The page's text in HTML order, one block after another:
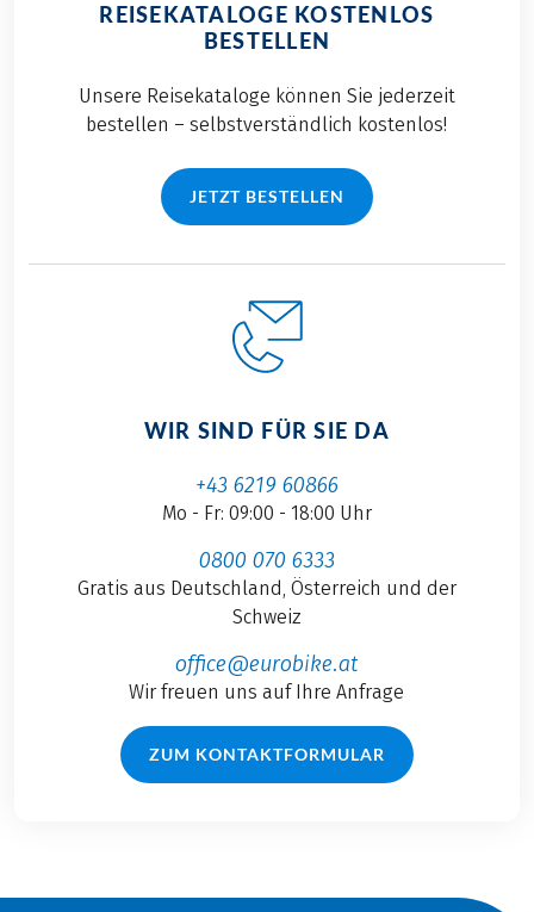
REISEKATALOGE KOSTENLOS
BESTELLEN
Unsere Reisekataloge können Sie jederzeit
bestellen – selbstverständlich kostenlos!
JETZT BESTELLEN
WIR SIND FÜR SIE DA
+43 6219 60866
Mo - Fr: 09:00 - 18:00 Uhr
0800 070 6333
Gratis aus Deutschland, Österreich und der
Schweiz
office@eurobike.at
Wir freuen uns auf Ihre Anfrage
ZUM KONTAKTFORMULAR